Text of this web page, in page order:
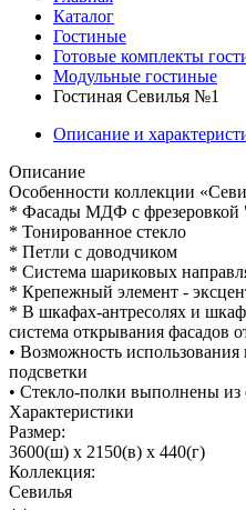
Каталог
Гостиные
Готовые комплекты
Модульные гостиные
Гостиная Севилья №1
Описание и
Описание
Особенности коллекции
* Фасады МДФ с фрезеровкой
* Тонированное стекло
* Петли с доводчиком
* Система шариковых
* Крепежный элемент -
* В шкафах-антресолях и
система открывания фасадов
• Возможность использования
подсветки
• Стекло-полки выполнены
Характеристики
Размер:
3600(ш) x 2150(в) x 440(г)
Коллекция:
Севилья